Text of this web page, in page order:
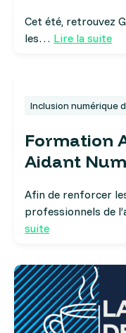
Cet été, retrouvez
les… Lire la suite
Inclusion numérique
Formation
Aidant
Afin de renforcer
professionnels de
suite